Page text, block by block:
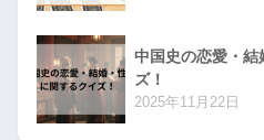
中国史の恋愛・結
ズ！
2025年11月22日